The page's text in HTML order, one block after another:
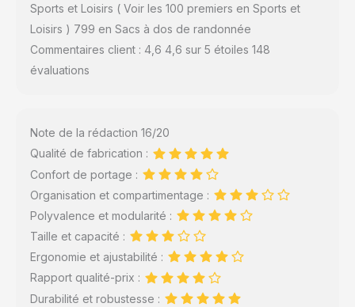
Sports et Loisirs ( Voir les 100 premiers en Sports et
Loisirs ) 799 en Sacs à dos de randonnée
Commentaires client : 4,6 4,6 sur 5 étoiles 148
évaluations
Note de la rédaction 16/20
Qualité de fabrication :
Confort de portage :
Organisation et compartimentage :
Polyvalence et modularité :
Taille et capacité :
Ergonomie et ajustabilité :
Rapport qualité-prix :
Durabilité et robustesse :